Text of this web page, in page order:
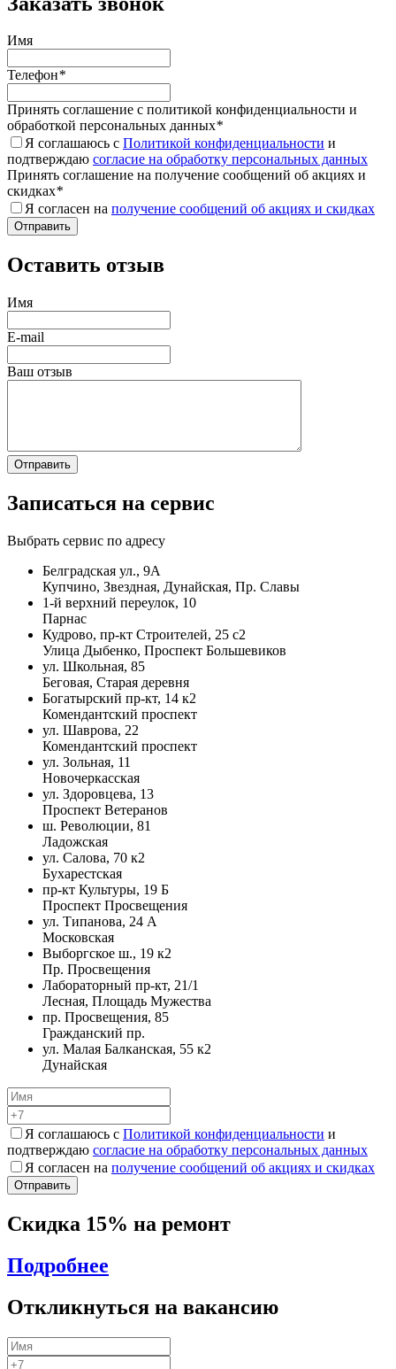
Имя
Телефон*
Принять соглашение с политикой конфиденциальности и
обработкой персональных данных*
Я соглашаюсь с Политикой конфиденциальности и
подтверждаю согласие на обработку персональных данных
Принять соглашение на получение сообщений об акциях и
скидках*
Я согласен на получение сообщений об акциях и скидках
Оставить отзыв
Имя
E-mail
Ваш отзыв
Записаться на сервис
Выбрать сервис по адресу
Белградская ул., 9А
Купчино, Звездная, Дунайская, Пр. Славы
1-й верхний переулок, 10
Парнас
Кудрово, пр-кт Строителей, 25 с2
Улица Дыбенко, Проспект Большевиков
ул. Школьная, 85
Беговая, Старая деревня
Богатырский пр-кт, 14 к2
Комендантский проспект
ул. Шаврова, 22
Комендантский проспект
ул. Зольная, 11
Новочеркасская
ул. Здоровцева, 13
Проспект Ветеранов
ш. Революции, 81
Ладожская
ул. Салова, 70 к2
Бухарестская
пр-кт Культуры, 19 Б
Проспект Просвещения
ул. Типанова, 24 А
Московская
Выборгское ш., 19 к2
Пр. Просвещения
Лабораторный пр-кт, 21/1
Лесная, Площадь Мужества
пр. Просвещения, 85
Гражданский пр.
ул. Малая Балканская, 55 к2
Дунайская
Я соглашаюсь с Политикой конфиденциальности и
подтверждаю согласие на обработку персональных данных
Я согласен на получение сообщений об акциях и скидках
Скидка 15% на ремонт
Подробнее
Откликнуться на вакансию